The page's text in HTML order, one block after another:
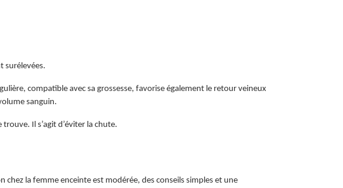
surélevées.
compatible avec sa grossesse, favorise également le retour veineux
sanguin.
Il s’agit d’éviter la chute.
la femme enceinte est modérée, des conseils simples et une